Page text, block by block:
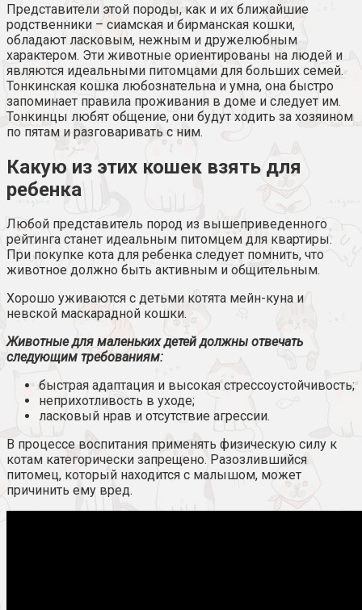
Представители этой породы, как и их ближайшие
родственники – сиамская и бирманская кошки,
обладают ласковым, нежным и дружелюбным
характером. Эти животные ориентированы на людей и
являются идеальными питомцами для больших семей.
Тонкинская кошка любознательна и умна, она быстро
запоминает правила проживания в доме и следует им.
Тонкинцы любят общение, они будут ходить за хозяином
по пятам и разговаривать с ним.
Какую из этих кошек взять для
ребенка
Любой представитель пород из вышеприведенного
рейтинга станет идеальным питомцем для квартиры.
При покупке кота для ребенка следует помнить, что
животное должно быть активным и общительным.
Хорошо уживаются с детьми котята мейн-куна и
невской маскарадной кошки.
Животные для маленьких детей должны отвечать
следующим требованиям:
быстрая адаптация и высокая стрессоустойчивость;
неприхотливость в уходе;
ласковый нрав и отсутствие агрессии.
В процессе воспитания применять физическую силу к
котам категорически запрещено. Разозлившийся
питомец, который находится с малышом, может
причинить ему вред.